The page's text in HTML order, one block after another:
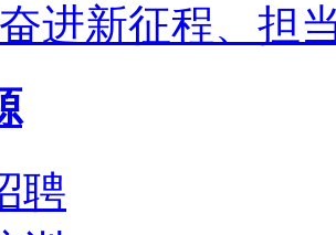
进新征程、担
聘